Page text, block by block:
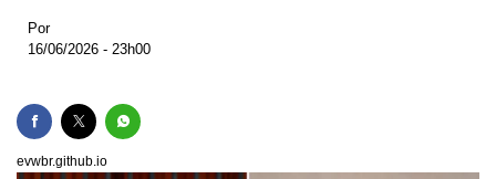
Por
16/06/2026 - 23h00
evwbr.github.io